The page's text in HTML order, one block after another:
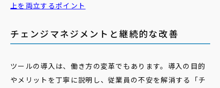
上を両立するポイント
チェンジマネジメントと継続的な改善
ツールの導入は、働き方の変革でもあります。導入の目的
やメリットを丁寧に説明し、従業員の不安を解消する「チ